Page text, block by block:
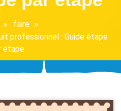
faire
professionnel : Guide étape
étape